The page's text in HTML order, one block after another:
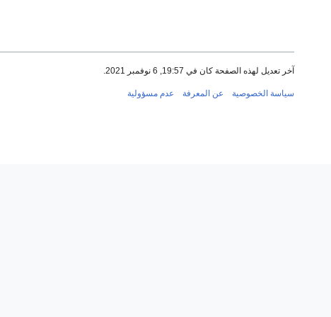
آخر تعديل لهذه الصفحة كان في 19:57, 6 نوفمبر 2021.
سياسة الخصوصية عن المعرفة عدم مسؤولية